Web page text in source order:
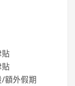
額外假期